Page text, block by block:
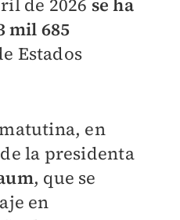
de 2026 se ha
mil 685
Estados
en
la presidenta
, que se
en